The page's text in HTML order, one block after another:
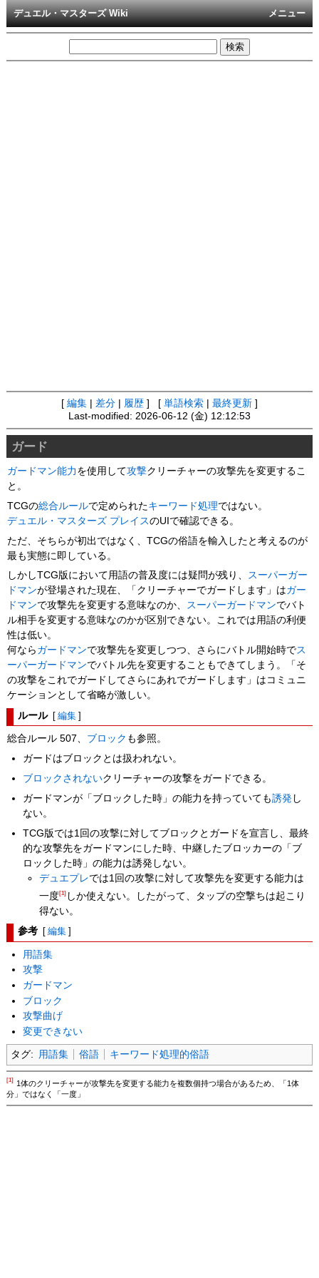
メニュー
デュエル・マスターズ Wiki
[ 編集 差分 履歴 ] [ 単語検索 最終更新 ]
Last-modified: 2026-06-12 (金) 12:12:53
ガード
ガードマン能力 を使用して攻撃クリーチャーの攻撃先を変更するこ
と。
TCGの総合ルールで定められたキーワード処理ではない。
デュエル・マスターズ プレイスのUIで確認できる。
ただ、そちらが初出ではなく、TCGの俗語を輸入したと考えるのが
最も実態に即している。
しかしTCG版において用語の普及度には疑問が残り、 スーパーガー
ドマンが登場された現在、「クリーチャーでガードします」はガー
ドマンで攻撃先を変更する意味なのか、 スーパーガードマンでバト
ル相手を変更する意味なのかが区別できない。これでは用語の利便
性は低い。
何なら ガードマンで攻撃先を変更しつつ、さらにバトル開始時でス
ーパーガードマンでバトル先を変更することもできてしまう。「そ
の攻撃をこれでガードしてさらにあれでガードします」はコミュニ
ケーションとして省略が激しい。
ルール [ 編集 ]
総合ルール 507、 ブロック も参照。
ガードはブロックとは扱われない。
ブロックされないクリーチャーの攻撃をガードできる。
ガードマンが「ブロックした時」の能力を持っていても誘発 し
ない。
TCG版では1回の攻撃に対してブロックとガードを宣言し、最終
的な攻撃先をガードマンにした時、中継したブロッカーの「ブ
ロックした時」の能力は誘発しない。
デュエプレでは1回の攻撃に対して攻撃先を変更する能力は
一度[1] しか使えない。したがって、タップの空撃ちは起こり
得ない。
参考 [ 編集 ]
用語集
攻撃
ガードマン
ブロック
攻撃曲げ
変更できない
タグ: 用語集 俗語 キーワード処理的俗語
[1] 1体のクリーチャーが攻撃先を変更する能力を複数個持つ場合があるため、「1体
分」ではなく「一度」